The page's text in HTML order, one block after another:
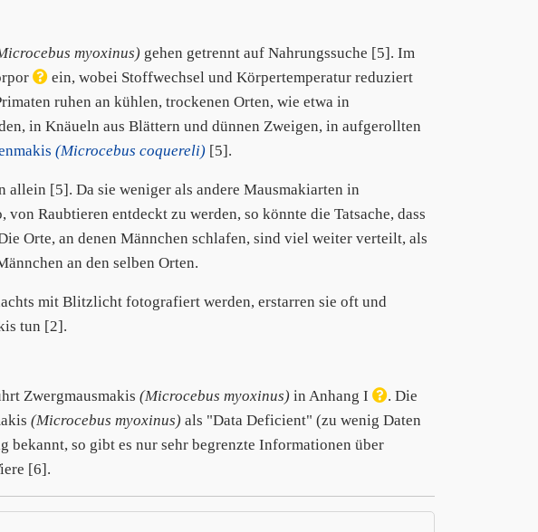
myoxinus) gehen getrennt auf Nahrungssuche [5]. Im
ein, wobei Stoffwechsel und Körpertemperatur reduziert
ruhen an kühlen, trockenen Orten, wie etwa in
in Knäueln aus Blättern und dünnen Zweigen, in aufgerollten
(Microcebus coquereli) [5].
allein [5]. Da sie weniger als andere Mausmakiarten in
Raubtieren entdeckt zu werden, so könnte die Tatsache, dass
Orte, an denen Männchen schlafen, sind viel weiter verteilt, als
an den selben Orten.
mit Blitzlicht fotografiert werden, erstarren sie oft und
tun [2].
Zwergmausmakis (Microcebus myoxinus) in Anhang I
. Die
(Microcebus myoxinus) als "Data Deficient" (zu wenig Daten
bekannt, so gibt es nur sehr begrenzte Informationen über
[6].